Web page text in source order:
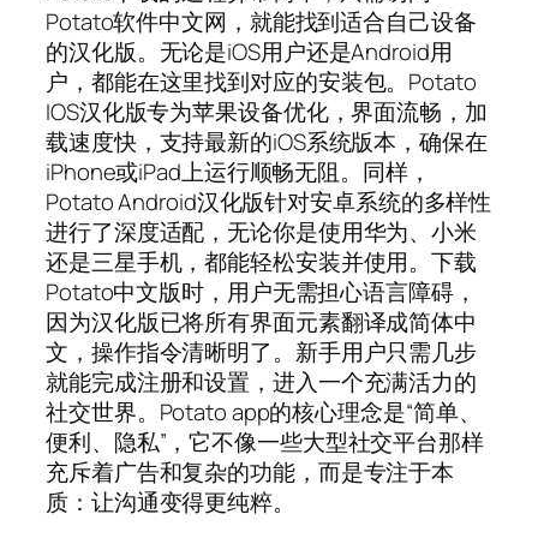
Potato软件中文网，就能找到适合自己设备
的汉化版。无论是iOS用户还是Android用
户，都能在这里找到对应的安装包。Potato
IOS汉化版专为苹果设备优化，界面流畅，加
载速度快，支持最新的iOS系统版本，确保在
iPhone或iPad上运行顺畅无阻。同样，
Potato Android汉化版针对安卓系统的多样性
进行了深度适配，无论你是使用华为、小米
还是三星手机，都能轻松安装并使用。下载
Potato中文版时，用户无需担心语言障碍，
因为汉化版已将所有界面元素翻译成简体中
文，操作指令清晰明了。新手用户只需几步
就能完成注册和设置，进入一个充满活力的
社交世界。Potato app的核心理念是“简单、
便利、隐私”，它不像一些大型社交平台那样
充斥着广告和复杂的功能，而是专注于本
质：让沟通变得更纯粹。